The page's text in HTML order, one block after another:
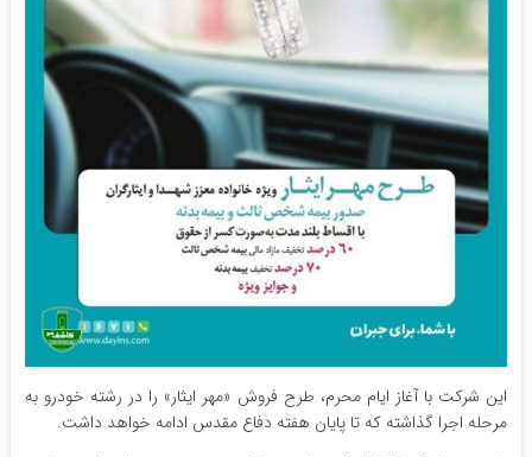
این شرکت با آغاز ایام محرم، طرح فروش «مهر ایثار» را در رشته خودرو به
مرحله اجرا گذاشته که تا پایان هفته دفاع مقدس ادامه خواهد داشت.